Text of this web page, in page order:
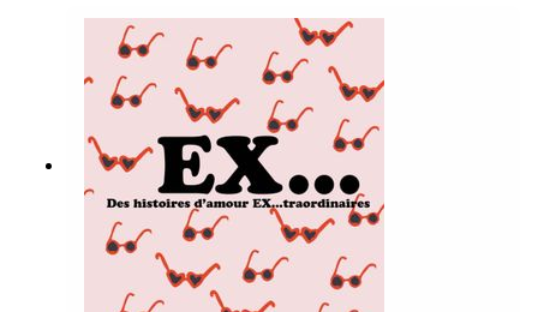
deux ne cherchait à tomber amoureux.Leur secret
pour faire durer leur histoire ? Compartimenter.
Chaque aspect de leur vie de couple possède
son propre groupe WhatsApp !En attendant, une
incroyable surprise pourrait bien faire voler en
éclats toutes leurs certitudes...Vous savez ce
qu’il vous reste à faire ! Créer le groupe
WhatsApp « Noémie & Raphaël dans EX... »
!Clémentine De La Grange a réalisé cet épisode,
Stéphane Bidart l'a monté et mis en musique.